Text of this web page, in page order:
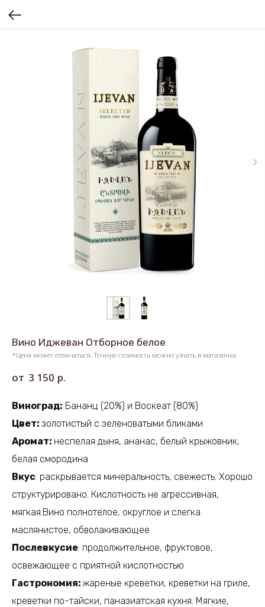
Вино Иджеван Отборное белое
*Цена может отличаться. Точную стоимость можно узнать в магазинах.
3 150 р.
Виноград: Бананц (20%) и Воскеат (80%)
Цвет: золотистый с зеленоватыми бликами
Аромат: неспелая дыня, ананас, белый крыжовник,
белая смородина
Вкус: раскрывается минеральность, свежесть. Хорошо
структурировано. Кислотность не агрессивная,
мягкая.Вино полнотелое, округлое и слегка
маслянистое, обволакивающее
Послевкусие: продолжительное, фруктовое,
освежающее с приятной кислотностью
Гастрономия: жареные креветки, креветки на гриле,
креветки по-тайски, паназиатская кухня. Мягкие,